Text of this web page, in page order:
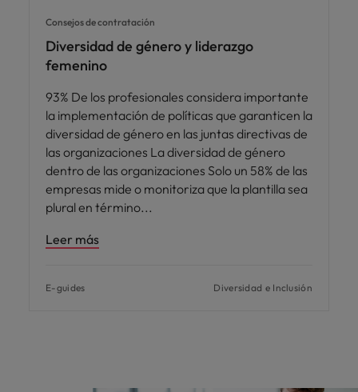
Consejos de contratación
Diversidad de género y liderazgo
femenino
93% De los profesionales considera importante
la implementación de políticas que garanticen la
diversidad de género en las juntas directivas de
las organizaciones La diversidad de género
dentro de las organizaciones Solo un 58% de las
empresas mide o monitoriza que la plantilla sea
plural en término
Leer más
E-guides Diversidad e Inclusión